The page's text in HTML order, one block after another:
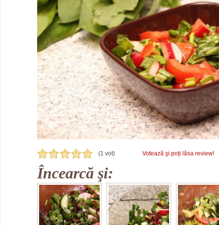
(1 vot) Votează şi poți lăsa review!
Încearcă şi: